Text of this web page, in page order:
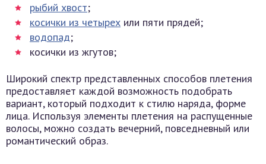
рыбий хвост;
косички из четырех или пяти прядей;
водопад;
косички из жгутов;
Широкий спектр представленных способов плетения
предоставляет каждой возможность подобрать
вариант, который подходит к стилю наряда, форме
лица. Используя элементы плетения на распущенные
волосы, можно создать вечерний, повседневный или
романтический образ.